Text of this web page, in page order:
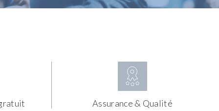
Assurance & Qualité